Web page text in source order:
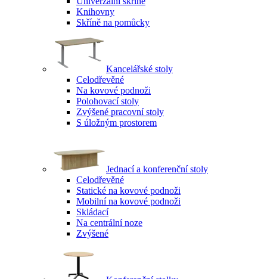
Knihovny
Skříně na pomůcky
Kancelářské stoly
Celodřevěné
Na kovové podnoži
Polohovací stoly
Zvýšené pracovní stoly
S úložným prostorem
Jednací a konferenční stoly
Celodřevěné
Statické na kovové podnoži
Mobilní na kovové podnoži
Skládací
Na centrální noze
Zvýšené